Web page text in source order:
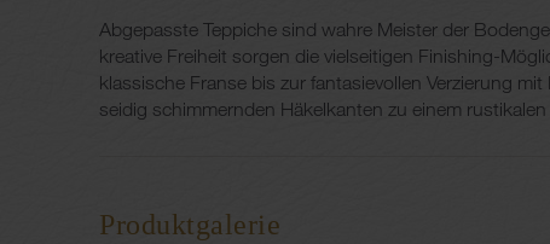
Abgepasste Teppiche sind wahre Meister der
kreative Freiheit sorgen die vielseitigen Finishing-
klassische Franse bis zur fantasievollen Verzierung
seidig schimmernden Häkelkanten zu einem rustikalen
Produktgalerie